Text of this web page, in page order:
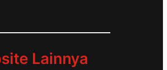
Lainnya